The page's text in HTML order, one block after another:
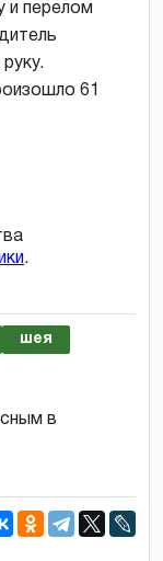
и перелом
61
.
шея
в